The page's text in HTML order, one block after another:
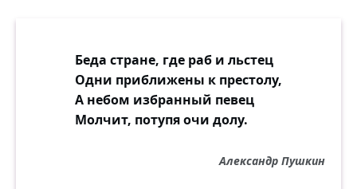
Беда стране, где раб и льстец
Одни приближены к престолу,
А небом избранный певец
Молчит, потупя очи долу.
Александр Пушкин